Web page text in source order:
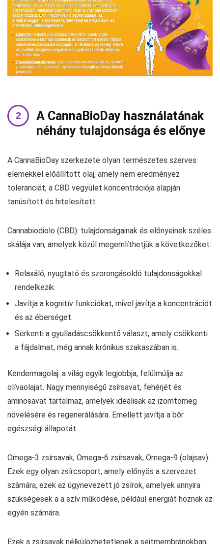
A CannaBioDay használatának
néhány tulajdonsága és előnye
A CannaBioDay szerkezete olyan természetes szerves
elemekkel előállított olaj, amely nem eredményez
toleranciát, a CBD vegyület koncentrációja alapján
tanúsított és hitelesített
Cannabiodiolo (CBD): tulajdonságainak és előnyeinek széles
skálája van, amelyek közül megemlíthetjük a következőket:
Relaxáló, nyugtató és szorongásoldó tulajdonságokkal
rendelkezik.
Javítja a kognitív funkciókat, mivel javítja a koncentrációt
és az éberséget.
Serkenti a gyulladáscsökkentő választ, amely csökkenti
a fájdalmat, még annak krónikus szakaszában is.
Kendermagolaj: a világ egyik legjobbja, felülmúlja az
olívaolajat. Nagy mennyiségű zsírsavat, fehérjét és
aminosavat tartalmaz, amelyek ideálisak az izomtömeg
növelésére és regenerálására. Emellett javítja a bőr
egészségi állapotát.
Omega-3 zsírsavak, Omega-6 zsírsavak, Omega-9 (olajsav):
Ezek egy olyan zsírcsoport, amely előnyös a szervezet
számára, ezek az úgynevezett jó zsírok, amelyek annyira
szükségesek a a szív működése, például energiát hoznak az
egyén számára.
Ezek a zsírsavak nélkülözhetetlenek a sejtmembránokban,